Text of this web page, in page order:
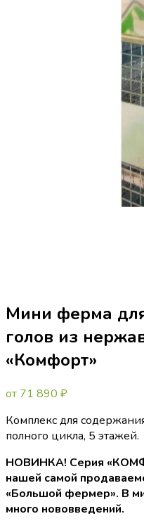
Мини ферма
голов из
«Комфорт»
от 71 890 ₽
Комплекс для
полного цикла, 5 этажей.
НОВИНКА! Серия
нашей самой
«Большой фермер». В
много нововведений.